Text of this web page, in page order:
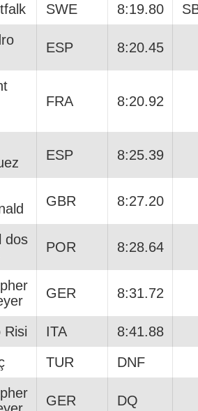
SWE 8:19.80
ESP 8:20.45
FRA 8:20.92
ESP 8:25.39
GBR 8:27.20
dos
POR 8:28.64
GER 8:31.72
Risi ITA
8:41.88
TUR
DNF
GER DQ